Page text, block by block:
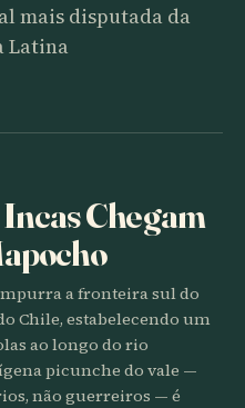
mais disputada da
Latina
Chegam
a fronteira sul do
Chile, estabelecendo um
ao longo do rio
picunche do vale —
não guerreiros — é